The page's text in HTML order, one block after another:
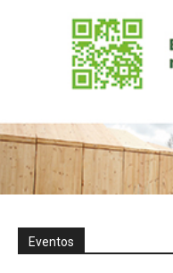
Eventos